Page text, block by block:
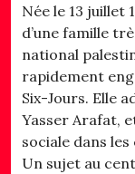
Née le 13 juillet
d’une famille
national
rapidement
Six-Jours. Elle
Yasser Arafat,
sociale dans
Un sujet au